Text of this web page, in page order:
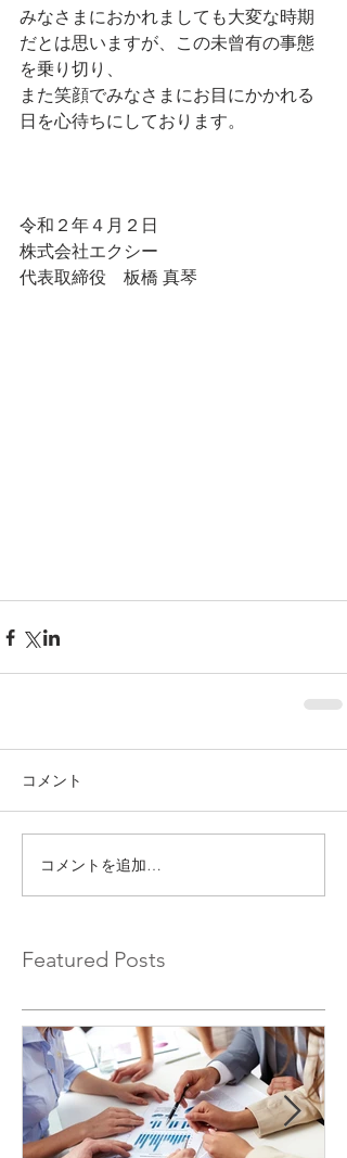
みなさまにおかれましても大変な時期
だとは思いますが、この未曾有の事態
を乗り切り、
また笑顔でみなさまにお目にかかれる
日を心待ちにしております。
令和２年４月２日
株式会社エクシー
代表取締役　板橋 真琴
コメント
コメントを追加…
Featured Posts